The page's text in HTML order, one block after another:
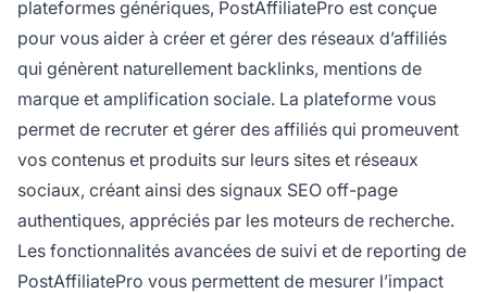
plateformes génériques, PostAffiliatePro est conçue
pour vous aider à créer et gérer des réseaux d’affiliés
qui génèrent naturellement backlinks, mentions de
marque et amplification sociale. La plateforme vous
permet de recruter et gérer des affiliés qui promeuvent
vos contenus et produits sur leurs sites et réseaux
sociaux, créant ainsi des signaux SEO off-page
authentiques, appréciés par les moteurs de recherche.
Les fonctionnalités avancées de suivi et de reporting de
PostAffiliatePro vous permettent de mesurer l’impact